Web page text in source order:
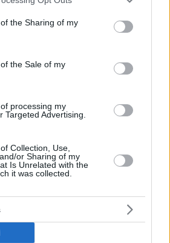
or usage behaviour. You may click to
to Google and its third-party tags to
specified purposes in below Google
the Sharing of my
the Sale of my
processing my
Targeted Advertising.
Collection, Use,
or Sharing of my
Is Unrelated with the
it was collected.
Real Madrid, Felipe Reyes, quien
con 1,799 rebotes. Al finalizar el
completó la tarea.
deZalgiris
Kaunas, Paulius
la lista de rebotes en la
con 2,010 rebotes totales. En la
Bourousis (1,603) será pronto
(1,588), quien se enfrentó al
Palau Blaugrana.
prensa más reciente de la
lidera la EuroLeague en partidos
el segundo lugar en tiros de dos
el tercero en tapones (311), el
Global (PIR) (4,228) y el